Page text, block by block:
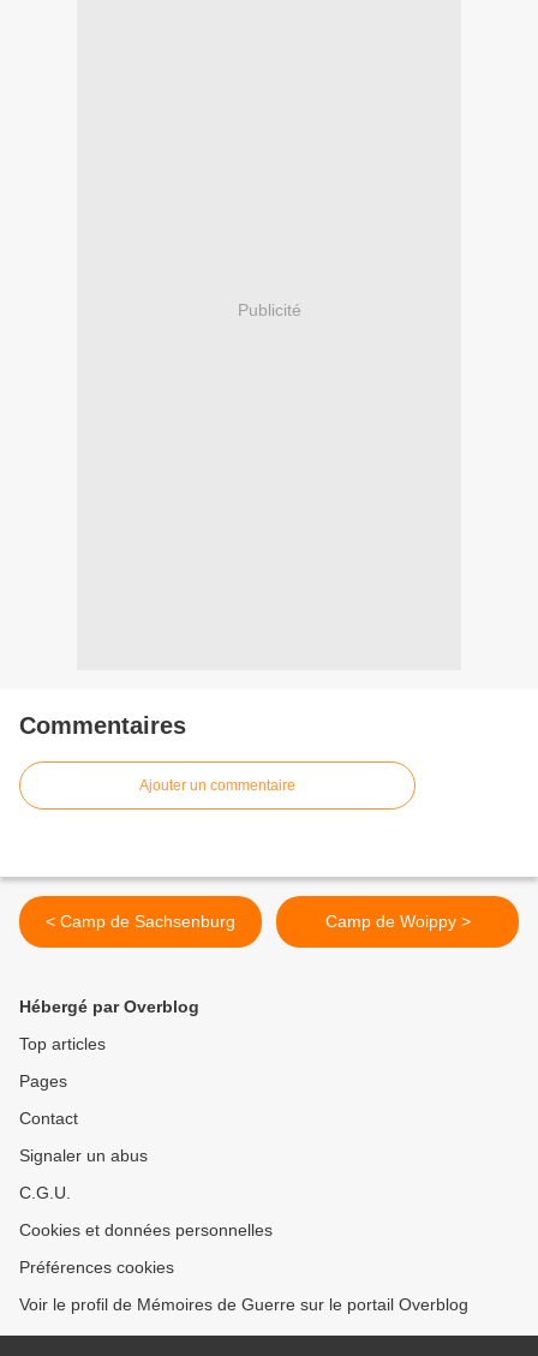
Publicité
Commentaires
Ajouter un commentaire
< Camp de Sachsenburg Camp de Woippy >
Hébergé par Overblog
Top articles
Pages
Contact
Signaler un abus
C.G.U.
Cookies et données personnelles
Préférences cookies
Voir le profil de Mémoires de Guerre sur le portail Overblog